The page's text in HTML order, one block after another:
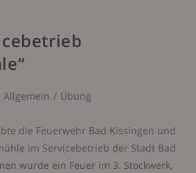
Allgemein / Übung
die Feuerwehr Bad Kissingen und
im Servicebetrieb der Stadt Bad
wurde ein Feuer im 3. Stockwerk,